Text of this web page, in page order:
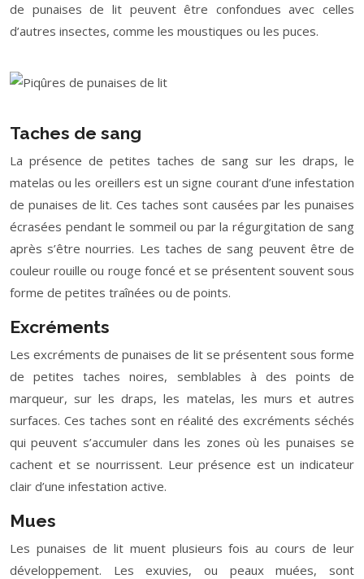
de punaises de lit peuvent être confondues avec celles
d’autres insectes, comme les moustiques ou les puces.
Taches de sang
La présence de petites taches de sang sur les draps, le
matelas ou les oreillers est un signe courant d’une infestation
de punaises de lit. Ces taches sont causées par les punaises
écrasées pendant le sommeil ou par la régurgitation de sang
après s’être nourries. Les taches de sang peuvent être de
couleur rouille ou rouge foncé et se présentent souvent sous
forme de petites traînées ou de points.
Excréments
Les excréments de punaises de lit se présentent sous forme
de petites taches noires, semblables à des points de
marqueur, sur les draps, les matelas, les murs et autres
surfaces. Ces taches sont en réalité des excréments séchés
qui peuvent s’accumuler dans les zones où les punaises se
cachent et se nourrissent. Leur présence est un indicateur
clair d’une infestation active.
Mues
Les punaises de lit muent plusieurs fois au cours de leur
développement. Les exuvies, ou peaux muées, sont